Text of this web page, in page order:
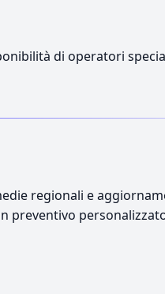
di operatori
regionali e
preventivo